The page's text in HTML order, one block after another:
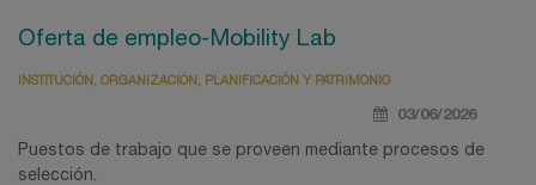
Oferta de empleo-Mobility Lab
INSTITUCIÓN, ORGANIZACIÓN, PLANIFICACIÓN Y PATRIMONIO
03/06/2026
Puestos de trabajo que se proveen mediante procesos de
selección.